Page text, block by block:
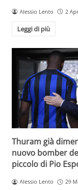
Alessio Lento 2
Leggi di più
Thuram già
nuovo bomber
piccolo di Pio
Alessio Lento 29